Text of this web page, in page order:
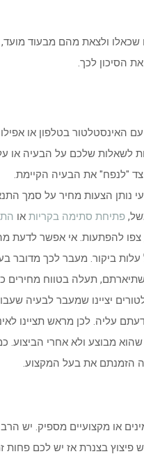
ולצאת מהם מבעוד מועד,
הסיכון לכך.
האינסטלטור בטלפון או
לשאלות שלכם על הבעיה או
"לנפח" את הבעיה הקיימת.
נותן הצעות מחיר על סמך
פתיחת סתימה בקריות או
מיד עונה "בערך" 250 שח, צפו
ביקור. מעבר לכך מדובר
תעלה בטווח מחירים
יציינו שמעבר לבעיה
עליה. לכן מראש תציינו
מבוצע ולא אחרי הביצוע.
הזמנתם את בעל המקצוע.
או מקצועיים מספיק. יש
פיצוץ בצנרת אז יש לכם